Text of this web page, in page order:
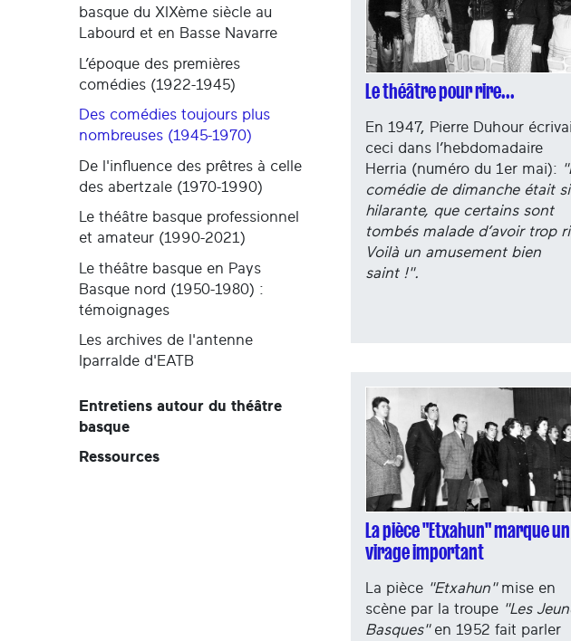
Le théâtre pour rire...
En 1947, Pierre Duhour
ceci dans l’hebdomadaire
Herria (numéro du 1er mai):
comédie de dimanche était si
hilarante, que certains sont
tombés malade d’avoir trop
Voilà un amusement bien
saint !".
La pièce "Etxahun" marque un
virage important
La pièce "Etxahun"mise en
scène par la troupe "Les
Basques"en 1952 fait parler
basque du XIXème siècle au
Labourd et en Basse Navarre
L’époque des premières
comédies (1922-1945)
Des comédies toujours plus
nombreuses (1945-1970)
De l'influence des prêtres à celle
des abertzale (1970-1990)
Le théâtre basque professionnel
et amateur (1990-2021)
Le théâtre basque en Pays
Basque nord (1950-1980) :
témoignages
Les archives de l'antenne
Iparralde d'EATB
Entretiens autour du théâtre
basque
Ressources